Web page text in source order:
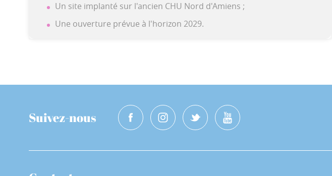
Un site implanté sur l'ancien CHU Nord d'Amiens ;
Une ouverture prévue à l'horizon 2029.
Suivez-nous